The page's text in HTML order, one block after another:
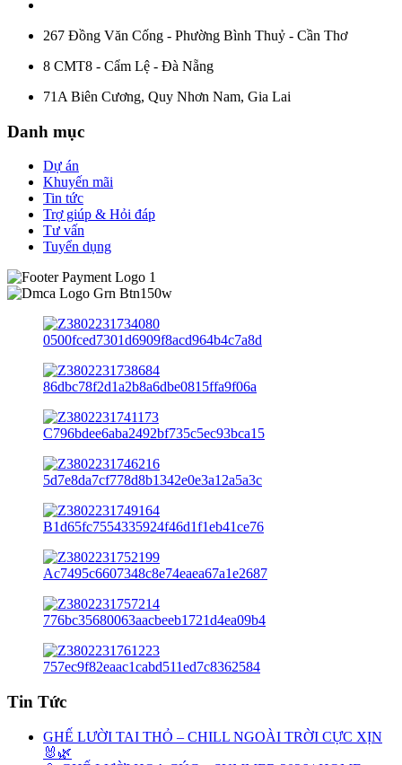
267 Đồng Văn Cống - Phường Bình Thuỷ - Cần Thơ
8 CMT8 - Cẩm Lệ - Đà Nẵng
71A Biên Cương, Quy Nhơn Nam, Gia Lai
Danh mục
Dự án
Khuyến mãi
Tin tức
Trợ giúp & Hỏi đáp
Tư vấn
Tuyển dụng
Tin Tức
GHẾ LƯỜI TAI THỎ – CHILL NGOÀI TRỜI CỰC XỊN
🐰🌿